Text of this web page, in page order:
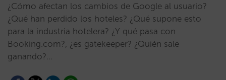
¿Cómo afectan los cambios de Google al usuario?
¿Qué han perdido los hoteles? ¿Qué supone esto
para la industria hotelera? ¿Y qué pasa con
Booking.com?, ¿es gatekeeper? ¿Quién sale
ganando?…